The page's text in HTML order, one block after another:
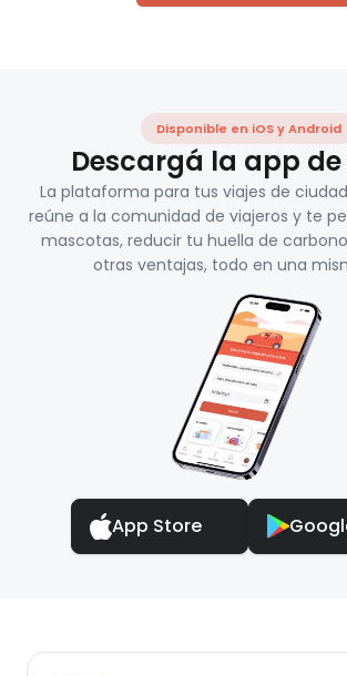
Disponible en iOS y Android
Descargá la app
La plataforma para tus viajes de
reúne a la comunidad de viajeros y te
mascotas, reducir tu huella de
otras ventajas, todo en una
App Store